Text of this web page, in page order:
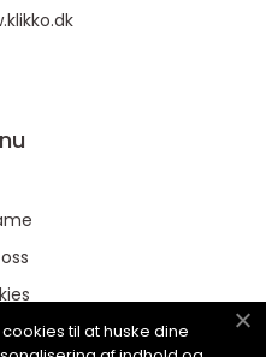
Oss
til at huske dine